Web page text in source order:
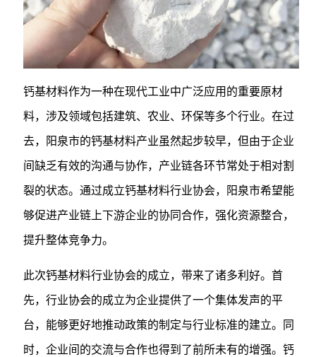
钙基材料作为一种在现代工业中广泛应用的重要原材
料，涉及领域包括建筑、农业、环保等多个行业。在过
去，阳泉市的钙基材料产业虽然起步较早，但由于企业
间缺乏有效的沟通与协作，产业链各环节常处于相对割
裂的状态。通过成立钙基材料行业协会，阳泉市希望能
够促进产业链上下游企业的协同合作，强化资源整合，
提升整体竞争力。
此次钙基材料行业协会的成立，带来了诸多利好。首
先，行业协会的成立为企业提供了一个集体发声的平
台，能够更好地推动政策的制定与行业标准的建立。同
时，企业间的交流与合作也得到了前所未有的增强。钙